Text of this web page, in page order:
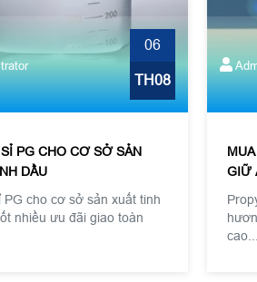
06
TH08
PG CHO CƠ SỞ SẢN
DẦU
PG cho cơ sở sản xuất tinh
nhiều ưu đãi giao toàn
GIỮ
cao...